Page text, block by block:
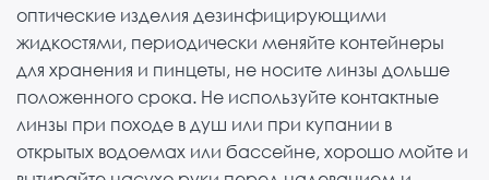
оптические изделия дезинфицирующими
жидкостями, периодически меняйте контейнеры
для хранения и пинцеты, не носите линзы дольше
положенного срока. Не используйте контактные
линзы при походе в душ или при купании в
открытых водоемах или бассейне, хорошо мойте и